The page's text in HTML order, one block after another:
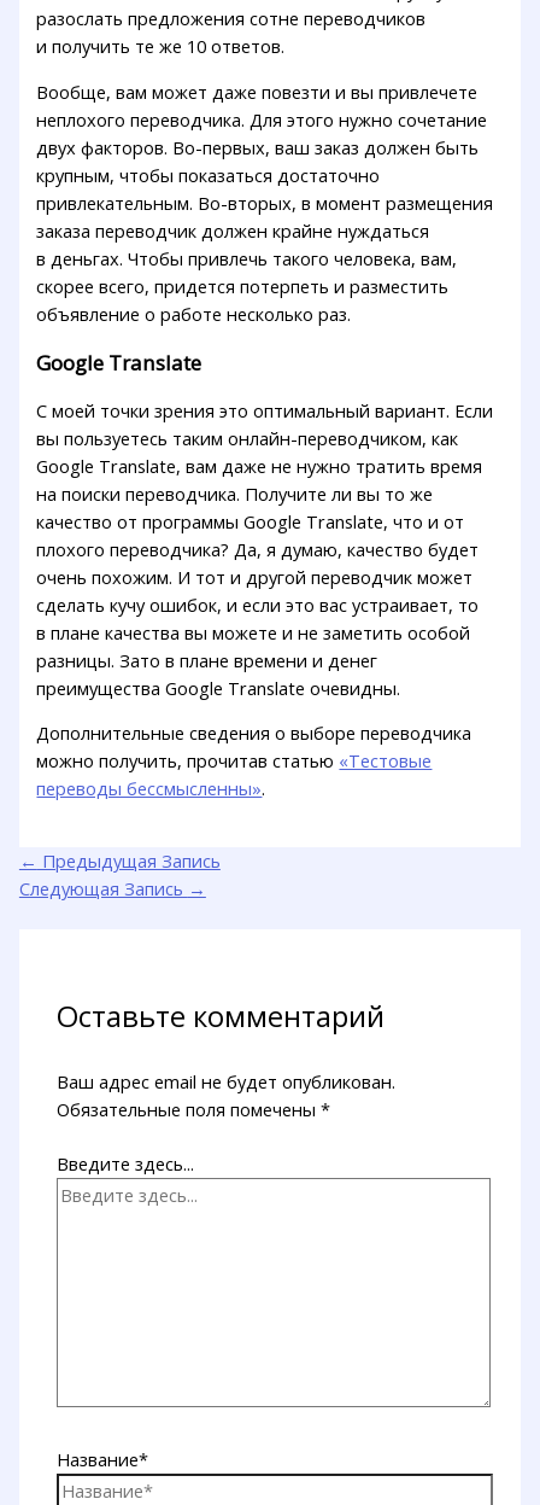
разослать предложения сотне переводчиков
и получить те же 10 ответов.
Вообще, вам может даже повезти и вы привлечете
неплохого переводчика. Для этого нужно сочетание
двух факторов. Во-первых, ваш заказ должен быть
крупным, чтобы показаться достаточно
привлекательным. Во-вторых, в момент размещения
заказа переводчик должен крайне нуждаться
в деньгах. Чтобы привлечь такого человека, вам,
скорее всего, придется потерпеть и разместить
объявление о работе несколько раз.
Google Translate
С моей точки зрения это оптимальный вариант. Если
вы пользуетесь таким онлайн-переводчиком, как
Google Translate, вам даже не нужно тратить время
на поиски переводчика. Получите ли вы то же
качество от программы Google Translate, что и от
плохого переводчика? Да, я думаю, качество будет
очень похожим. И тот и другой переводчик может
сделать кучу ошибок, и если это вас устраивает, то
в плане качества вы можете и не заметить особой
разницы. Зато в плане времени и денег
преимущества Google Translate очевидны.
Дополнительные сведения о выборе переводчика
можно получить, прочитав статью «Тестовые
переводы бессмысленны».
← Предыдущая Запись
Следующая Запись →
Оставьте комментарий
Ваш адрес email не будет опубликован.
Обязательные поля помечены*
Введите здесь...
Название*